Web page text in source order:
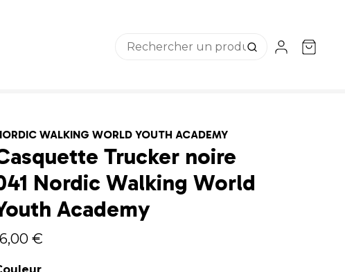
WALKING WORLD YOUTH ACADEMY
Trucker noire
Nordic Walking World
Academy
€